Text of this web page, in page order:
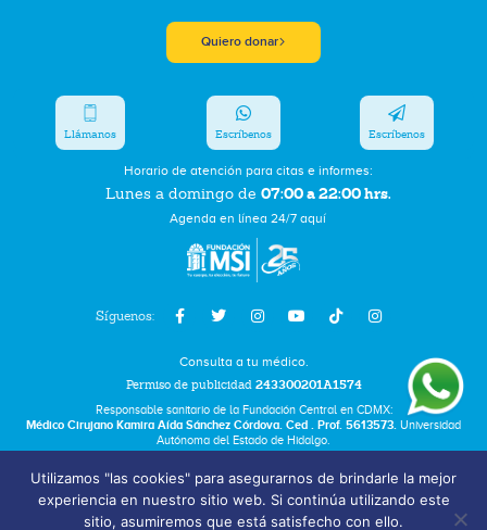
Quiero donar
Síguenos:
Horario de atención para citas e informes:
Lunes a domingo de 07:00 a 22:00 hrs.
Agenda en línea 24/7 aquí
Llámanos Escríbenos Escríbenos
Consulta a tu médico.
Permiso de publicidad 243300201A1574
Responsable sanitario de la Fundación Central en CDMX:
Médico Cirujano Kamira Aída Sánchez Córdova. Ced . Prof. 5613573. Universidad
Autónoma del Estado de Hidalgo.
Términos y Condiciones
Bolsa de Trabajo
Utilizamos "las cookies" para asegurarnos de brindarle la mejor
experiencia en nuestro sitio web. Si continúa utilizando este
sitio, asumiremos que está satisfecho con ello.